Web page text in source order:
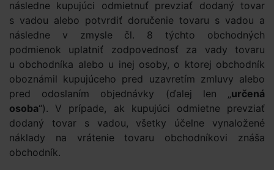
následne kupujúci odmietnuť prevziať dodaný tovar
s vadou alebo potvrdiť doručenie tovaru s vadou a
následne v zmysle čl. 8 týchto obchodných
podmienok uplatniť zodpovednosť za vady tovaru
u obchodníka alebo u inej osoby, o ktorej obchodník
oboznámil kupujúceho pred uzavretím zmluvy alebo
pred odoslaním objednávky (ďalej len „určená
osoba“). V prípade, ak kupujúci odmietne prevziať
dodaný tovar s vadou, všetky účelne vynaložené
náklady na vrátenie tovaru obchodníkovi znáša
obchodník.